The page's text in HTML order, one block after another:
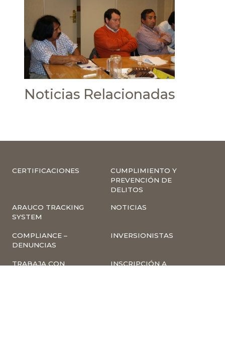
Noticias Relacionadas
CERTIFICACIONES
CUMPLIMIENTO Y
PREVENCIÓN DE
DELITOS
ARAUCO TRACKING
SYSTEM
NOTICIAS
COMPLIANCE –
DENUNCIAS
INVERSIONISTAS
TRABAJA CON
INSCRIPCIÓN A